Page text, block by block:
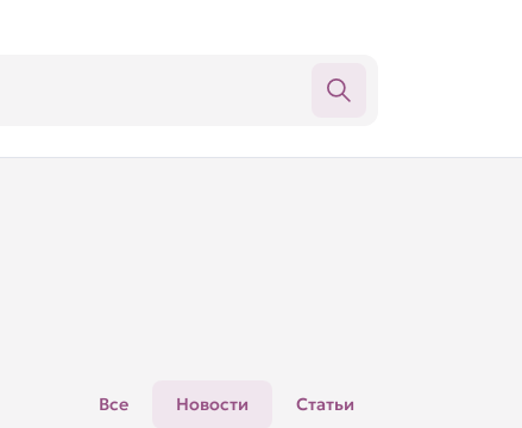
Все Новости Статьи